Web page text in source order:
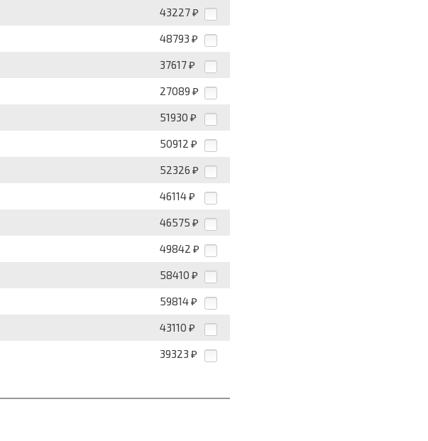
43227 ₽
48793 ₽
37617 ₽
27089 ₽
51930 ₽
50912 ₽
52326 ₽
46114 ₽
46575 ₽
49842 ₽
58410 ₽
59814 ₽
43110 ₽
39323 ₽